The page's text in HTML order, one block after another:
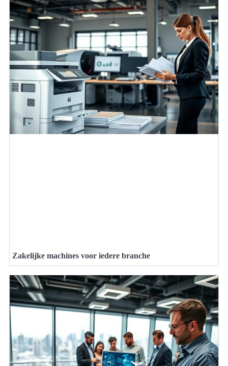
Zakelijke machines voor iedere branche